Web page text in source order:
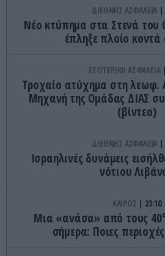
ΔΙΕΘΝΗΣ ΑΣΦΑΛΕΙΑ
Νέο κτύπημα στα Στενά του
έπληξε πλοίο
ΕΣΩΤΕΡΙΚΗ ΑΣΦΑΛΕΙΑ
Τροχαίο ατύχημα στη λεωφ.
Μηχανή της Ομάδας ΔΙΑΣ
(βίντεο)
ΔΙΕΘΝΗΣ ΑΣΦΑΛΕΙΑ
Ισραηλινές δυνάμεις
νότιου
ΚΑΙΡΟΣ 23:10
Μια «ανάσα» από τους
σήμερα: Ποιες